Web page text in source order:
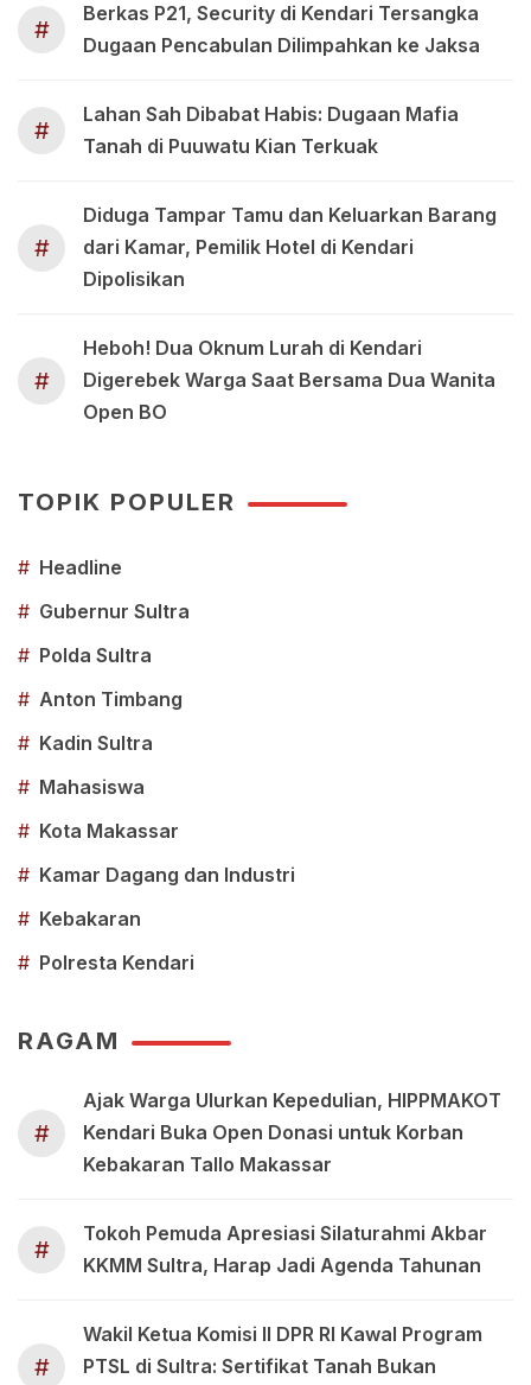
#
Berkas P21, Security di Kendari Tersangka
Dugaan Pencabulan Dilimpahkan ke Jaksa
#
Lahan Sah Dibabat Habis: Dugaan Mafia
Tanah di Puuwatu Kian Terkuak
#
Diduga Tampar Tamu dan Keluarkan Barang
dari Kamar, Pemilik Hotel di Kendari
Dipolisikan
#
Heboh! Dua Oknum Lurah di Kendari
Digerebek Warga Saat Bersama Dua Wanita
Open BO
TOPIK POPULER
# Headline
# Gubernur Sultra
# Polda Sultra
# Anton Timbang
# Kadin Sultra
# Mahasiswa
# Kota Makassar
# Kamar Dagang dan Industri
# Kebakaran
# Polresta Kendari
RAGAM
#
Ajak Warga Ulurkan Kepedulian, HIPPMAKOT
Kendari Buka Open Donasi untuk Korban
Kebakaran Tallo Makassar
#
Tokoh Pemuda Apresiasi Silaturahmi Akbar
KKMM Sultra, Harap Jadi Agenda Tahunan
#
Wakil Ketua Komisi II DPR RI Kawal Program
PTSL di Sultra: Sertifikat Tanah Bukan